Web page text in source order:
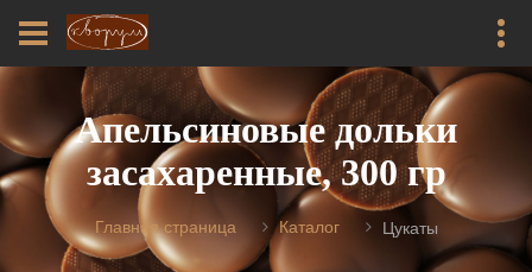
Апельсиновые дольки
засахаренные, 300 гр
Главная страница Каталог Цукаты